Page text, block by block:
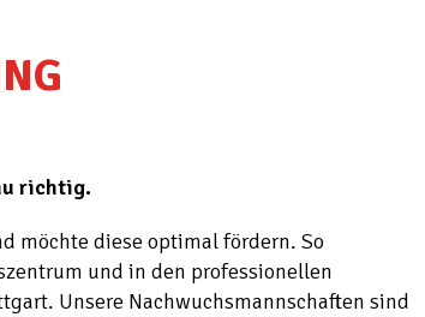
richtig.
möchte diese optimal fördern. So
und in den professionellen
Unsere Nachwuchsmannschaften sind